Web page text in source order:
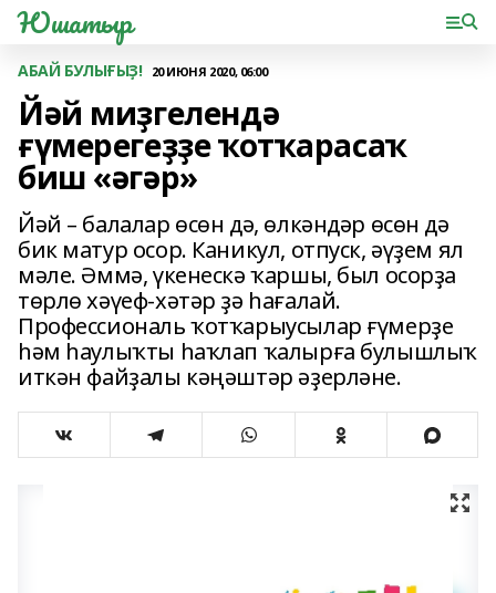
Юшатыр
АБАЙ БУЛЫҒЫҘ! 20 ИЮНЯ 2020, 06:00
Йәй миҙгелендә
ғүмерегеҙҙе ҡотҡарасаҡ
биш «әгәр»
Йәй – балалар өсөн дә, өлкәндәр өсөн дә
бик матур осор. Каникул, отпуск, әүҙем ял
мәле. Әммә, үкенескә ҡаршы, был осорҙа
төрлө хәүеф-хәтәр ҙә һағалай.
Профессиональ ҡотҡарыусылар ғүмерҙе
һәм һаулыҡты һаҡлап ҡалырға булышлыҡ
иткән файҙалы кәңәштәр әҙерләне.